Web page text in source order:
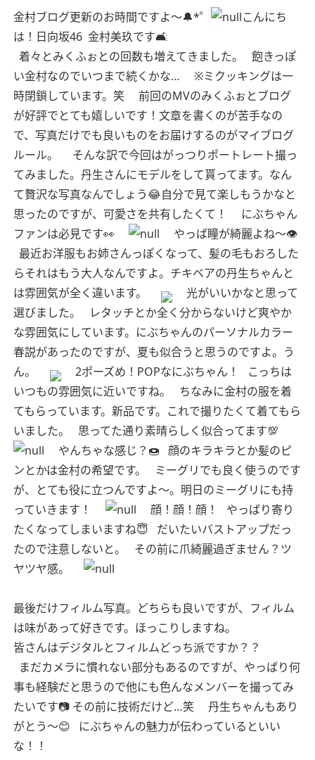
金村ブログ更新のお時間ですよ〜🔔*゜
こんにち
は！日向坂46 金村美玖です🛋
着々とみくふぉとの回数も増えてきました。
飽きっぽ
い金村なのでいつまで続くかな…
※ミクッキングは一
時閉鎖しています。笑
前回のMVのみくふぉとブログ
が好評でとても嬉しいです！文章を書くのが苦手なの
で、写真だけでも良いものをお届けするのがマイブログ
ルール。
そんな訳で今回はがっつりポートレート撮っ
てみました。丹生さんにモデルをして貰ってます。なん
て贅沢な写真なんでしょう😂自分で見て楽しもうかなと
思ったのですが、可愛さを共有したくて！
にぶちゃん
ファンは必見です👀
やっぱ瞳が綺麗よね〜👁
最近お洋服もお姉さんっぽくなって、髪の毛もおろした
らそれはもう大人なんですよ。チキベアの丹生ちゃんと
は雰囲気が全く違います。
光がいいかなと思って
選びました。
レタッチとか全く分からないけど爽やか
な雰囲気にしています。にぶちゃんのパーソナルカラー
春説があったのですが、夏も似合うと思うのですよ。う
ん。
2ポーズめ！POPなにぶちゃん！
こっちは
いつもの雰囲気に近いですね。
ちなみに金村の服を着
てもらっています。新品です。これで撮りたくて着てもら
いました。
思ってた通り素晴らしく似合ってます💯
やんちゃな感じ？🍩 顔のキラキラとか髪のピ
ンとかは金村の希望です。
ミーグリでも良く使うのです
が、とても役に立つんですよ〜。明日のミーグリにも持
っていきます！
顔！顔！顔！
やっぱり寄り
たくなってしまいますね😇
だいたいバストアップだっ
たので注意しないと。
その前に爪綺麗過ぎません？ツ
ヤツヤ感。
最後だけフィルム写真。どちらも良いですが、フィルム
は味があって好きです。ほっこりしますね。
皆さんはデジタルとフィルムどっち派ですか？？
まだカメラに慣れない部分もあるのですが、やっぱり何
事も経験だと思うので他にも色んなメンバーを撮ってみ
たいです📷 その前に技術だけど…笑
丹生ちゃんもあり
がとう〜😊
にぶちゃんの魅力が伝わっているといい
な！！